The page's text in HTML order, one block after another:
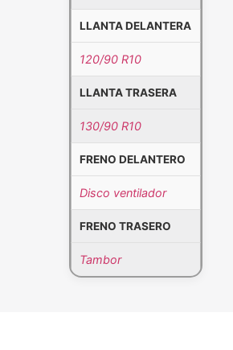
LLANTA DELANTERA
120/90 R10
LLANTA TRASERA
130/90 R10
FRENO DELANTERO
Disco ventilador
FRENO TRASERO
Tambor